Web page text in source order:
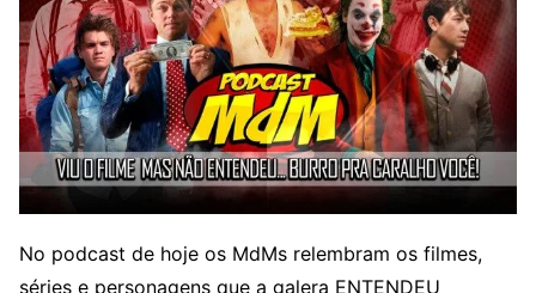
No podcast de hoje os MdMs relembram os filmes,
séries e personagens que a galera ENTENDEU